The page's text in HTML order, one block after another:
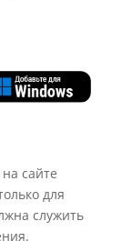
сайте
для
служить